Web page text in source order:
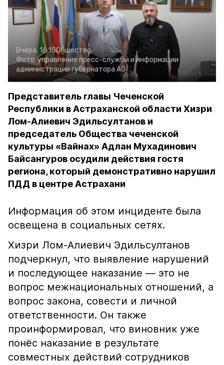
Вчера, 16:15Общество
Фото: управление пресс-службы и информации
администрации губернатора АО
Представитель главы Чеченской
Республики в Астраханской области Хизри
Лом-Алиевич Эдильсултанов и
председатель Общества чеченской
культуры «Вайнах» Адлан Мухадинович
Байсангуров осудили действия гостя
региона, который демонстративно нарушил
ПДД в центре Астрахани
Информация об этом инциденте была
освещена в социальных сетях.
Хизри Лом-Алиевич Эдильсултанов
подчеркнул, что выявление нарушений
и последующее наказание — это не
вопрос межнациональных отношений, а
вопрос закона, совести и личной
ответственности. Он также
проинформировал, что виновник уже
понёс наказание в результате
совместных действий сотрудников